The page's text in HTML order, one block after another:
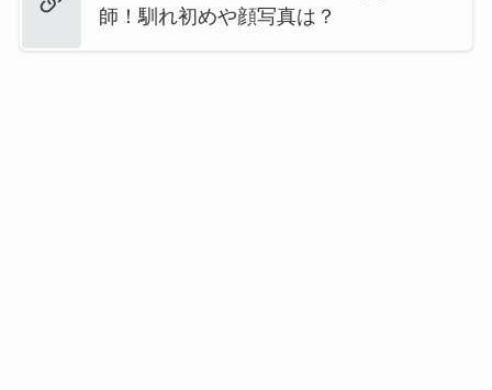
師！馴れ初めや顔写真は？